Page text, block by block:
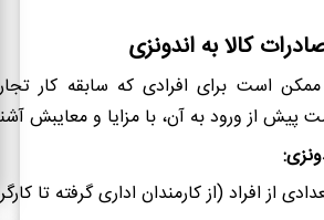
کالا به اندونزی
است برای افرادی که سابقه کار
پیش از ورود به آن، با مزایا و معایبش
از افراد (از کارمندان اداری گرفته تا